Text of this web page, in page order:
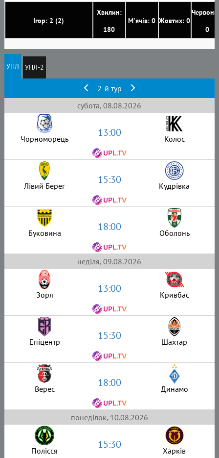
Ігор: 2 (2)
Хвилин:
180
М'ячів: 0 Жовтих: 0
0
УПЛ УПЛ-2
2-й тур
субота, 08.08.2026
Чорноморець 13:00 Колос
Лівий Берег 15:30 Кудрівка
Буковина 18:00 Оболонь
неділя, 09.08.2026
Зоря 13:00 Кривбас
Епіцентр 15:30 Шахтар
Верес 18:00 Динамо
понеділок, 10.08.2026
Полісся 15:30 Харків